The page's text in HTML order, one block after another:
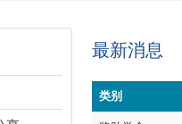
最新消息
类别